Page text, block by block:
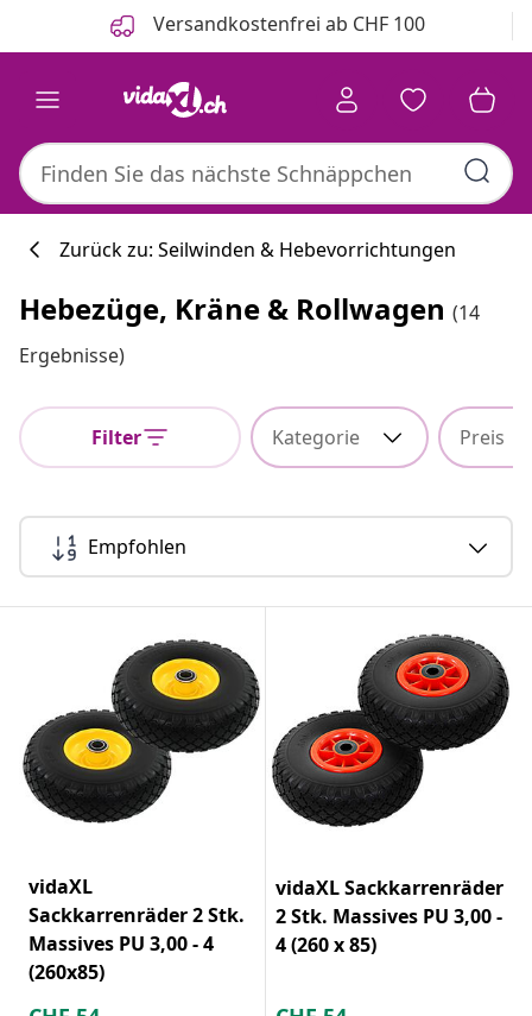
Versandkostenfrei ab CHF 100
Zurück zu: Seilwinden & Hebevorrichtungen
Hebezüge, Kräne & Rollwagen (14
Ergebnisse)
Filter Kategorie Preis
Empfohlen
vidaXL
Sackkarrenräder 2 Stk.
Massives PU 3,00 - 4
(260x85)
vidaXL Sackkarrenräder
2 Stk. Massives PU 3,00 -
4 (260 x 85)